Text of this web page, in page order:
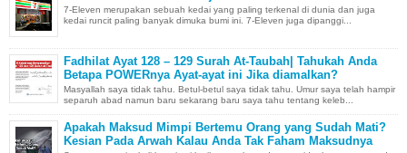
7-Eleven merupakan sebuah kedai yang paling terkenal di dunia dan juga
kedai runcit paling banyak dimuka bumi ini. 7-Eleven juga dipanggi...
Fadhilat Ayat 128 – 129 Surah At-Taubah| Tahukah Anda
Betapa POWERnya Ayat-ayat ini Jika diamalkan?
Masyallah saya tidak tahu. Betul-betul saya tidak tahu. Umur saya telah hampir
separuh abad namun baru sekarang baru saya tahu tentang keleb...
Apakah Maksud Mimpi Bertemu Orang yang Sudah Mati?
Kesian Pada Arwah Kalau Anda Tak Faham Maksudnya